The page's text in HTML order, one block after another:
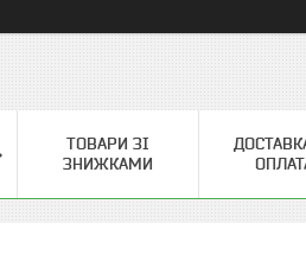
ТОВАРИ ЗІ
ЗНИЖКАМИ